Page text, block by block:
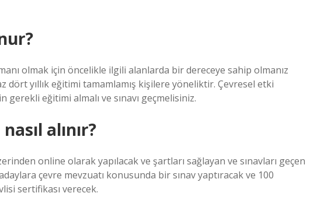
olmak için öncelikle ilgili alanlarda bir dereceye sahip olmanız
dört yıllık eğitimi tamamlamış kişilere yöneliktir. Çevresel etki
gerekli eğitimi almalı ve sınavı geçmelisiniz.
alınır?
online olarak yapılacak ve şartları sağlayan ve sınavları geçen
çevre mevzuatı konusunda bir sınav yaptıracak ve 100
sertifikası verecek.